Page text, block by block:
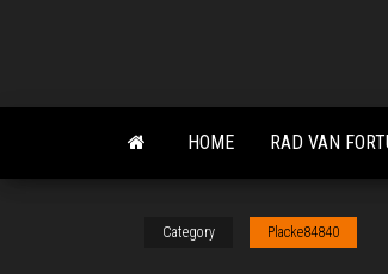
content
HOME RAD VAN
Category Placke84840